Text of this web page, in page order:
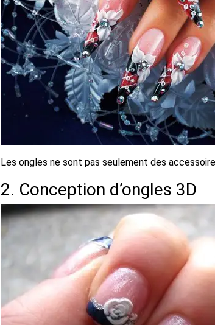
Les ongles ne sont pas seulement des
2. Conception d’ongles 3D